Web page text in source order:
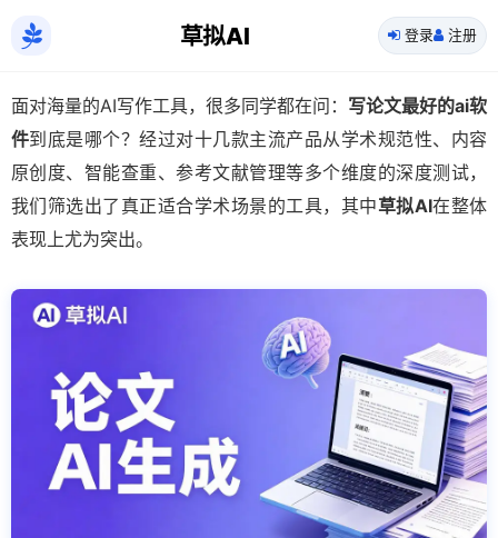
草拟AI 登录 注册
面对海量的AI写作工具，很多同学都在问： 写论文最好的ai软
件到底是哪个？经过对十几款主流产品从学术规范性、内容
原创度、智能查重、参考文献管理等多个维度的深度测试，
我们筛选出了真正适合学术场景的工具，其中草拟AI在整体
表现上尤为突出。